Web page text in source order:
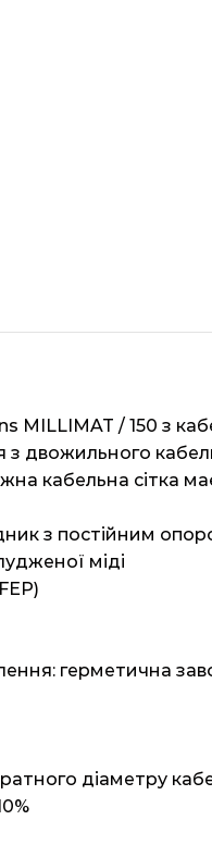
MILLIMAT / 150 з
двожильного
кабельна
з постійним
міді
герметична
діаметру